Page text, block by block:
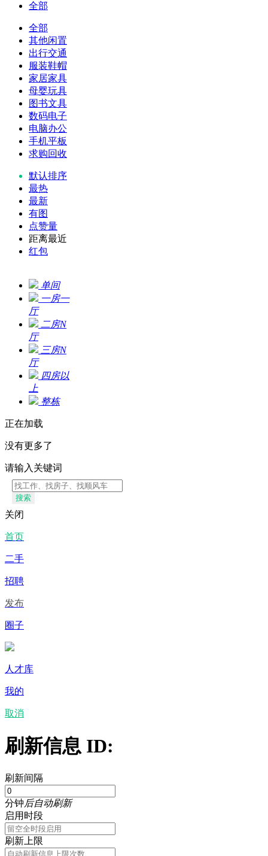
全部
全部
其他闲置
出行交通
服装鞋帽
家居家具
母婴玩具
图书文具
数码电子
电脑办公
手机平板
求购回收
默认排序
最热
最新
有图
点赞量
距离最近
红包
单间
一房一
厅
二房N
厅
三房N
厅
四房以
上
整栋
正在加载
没有更多了
请输入关键词
搜索
关闭
首页
二手
招聘
发布
圈子
人才库
我的
取消
刷新信息 ID:
刷新间隔
分钟后自动刷新
启用时段
刷新上限